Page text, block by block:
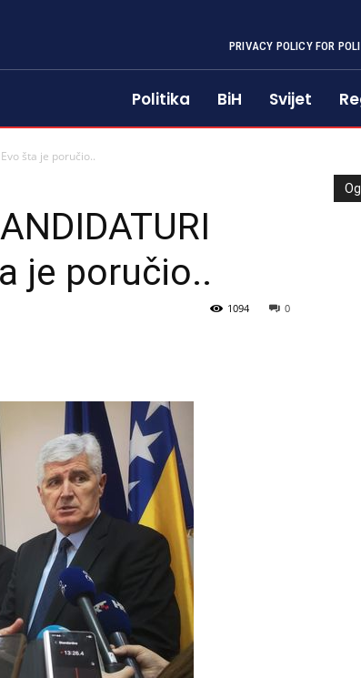
PRIVACY POLICY FOR
Politika BiH Svijet
Evo šta je poručio..
je poručio..
0
1094